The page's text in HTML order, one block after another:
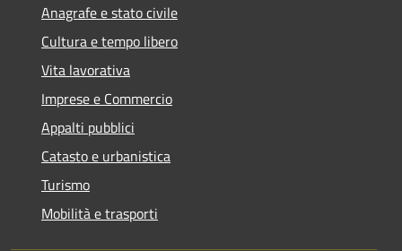
Anagrafe e stato civile
Cultura e tempo libero
Vita lavorativa
Imprese e Commercio
Appalti pubblici
Catasto e urbanistica
Turismo
Mobilità e trasporti